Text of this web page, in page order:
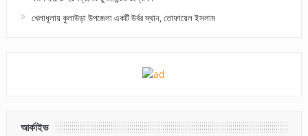
খেলাধূলায় কুলাউড়া উপজেলা একটি উর্বর স্থান, তোফায়েল ইসলাম
আর্কাইভ